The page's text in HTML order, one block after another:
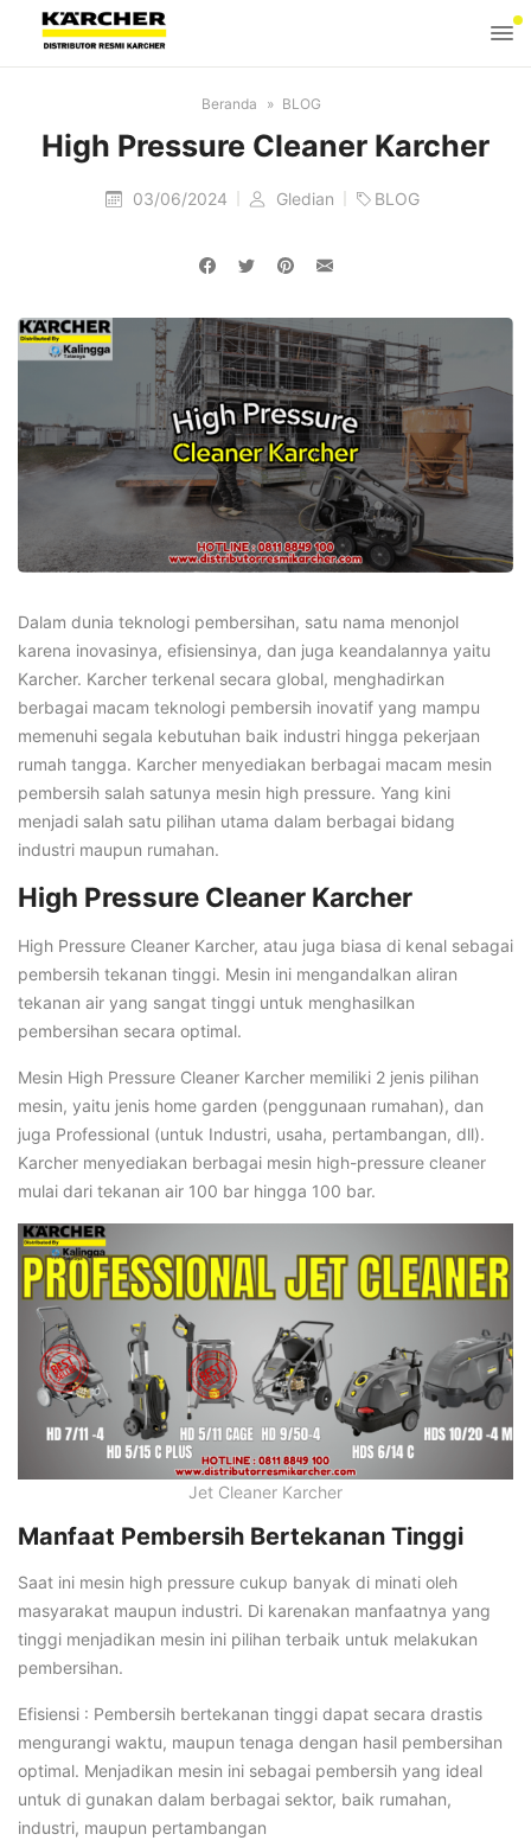
Beranda BLOG
High Pressure Cleaner Karcher
03/06/2024 Gledian BLOG
Dalam dunia teknologi pembersihan, satu nama menonjol
karena inovasinya, efisiensinya, dan juga keandalannya yaitu
Karcher. Karcher terkenal secara global, menghadirkan
berbagai macam teknologi pembersih inovatif yang mampu
memenuhi segala kebutuhan baik industri hingga pekerjaan
rumah tangga. Karcher menyediakan berbagai macam mesin
pembersih salah satunya mesin high pressure. Yang kini
menjadi salah satu pilihan utama dalam berbagai bidang
industri maupun rumahan.
High Pressure Cleaner Karcher
High Pressure Cleaner Karcher, atau juga biasa di kenal sebagai
pembersih tekanan tinggi. Mesin ini mengandalkan aliran
tekanan air yang sangat tinggi untuk menghasilkan
pembersihan secara optimal.
Mesin High Pressure Cleaner Karcher memiliki 2 jenis pilihan
mesin, yaitu jenis home garden (penggunaan rumahan), dan
juga Professional (untuk Industri, usaha, pertambangan, dll).
Karcher menyediakan berbagai mesin high-pressure cleaner
mulai dari tekanan air 100 bar hingga 100 bar.
Jet Cleaner Karcher
Manfaat Pembersih Bertekanan Tinggi
Saat ini mesin high pressure cukup banyak di minati oleh
masyarakat maupun industri. Di karenakan manfaatnya yang
tinggi menjadikan mesin ini pilihan terbaik untuk melakukan
pembersihan.
Efisiensi : Pembersih bertekanan tinggi dapat secara drastis
mengurangi waktu, maupun tenaga dengan hasil pembersihan
optimal. Menjadikan mesin ini sebagai pembersih yang ideal
untuk di gunakan dalam berbagai sektor, baik rumahan,
industri, maupun pertambangan